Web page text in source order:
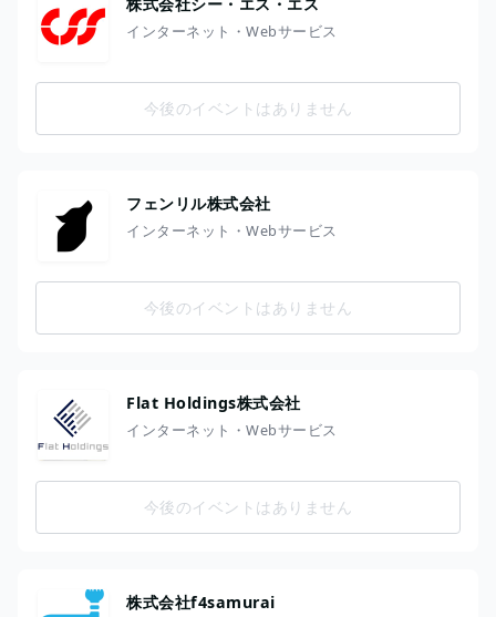
インターネット・Webサービス
今後のイベントはありません
フェンリル株式会社
インターネット・Webサービス
今後のイベントはありません
Flat Holdings株式会社
インターネット・Webサービス
今後のイベントはありません
株式会社f4samurai